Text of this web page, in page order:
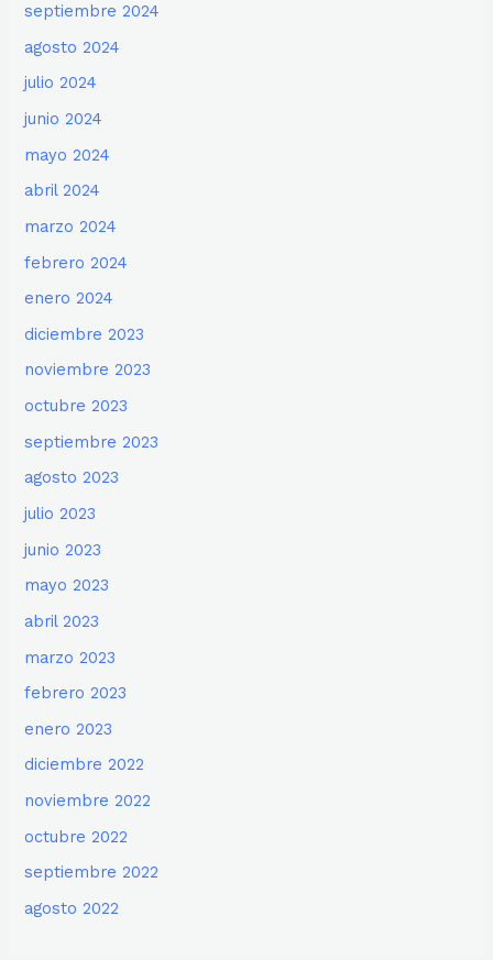
septiembre 2024
agosto 2024
julio 2024
junio 2024
mayo 2024
abril 2024
marzo 2024
febrero 2024
enero 2024
diciembre 2023
noviembre 2023
octubre 2023
septiembre 2023
agosto 2023
julio 2023
junio 2023
mayo 2023
abril 2023
marzo 2023
febrero 2023
enero 2023
diciembre 2022
noviembre 2022
octubre 2022
septiembre 2022
agosto 2022